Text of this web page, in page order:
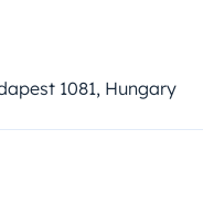
1081, Hungary